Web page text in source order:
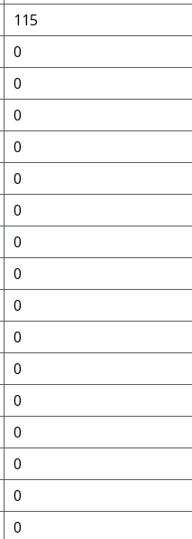
115
0
0
0
0
0
0
0
0
0
0
0
0
0
0
0
0